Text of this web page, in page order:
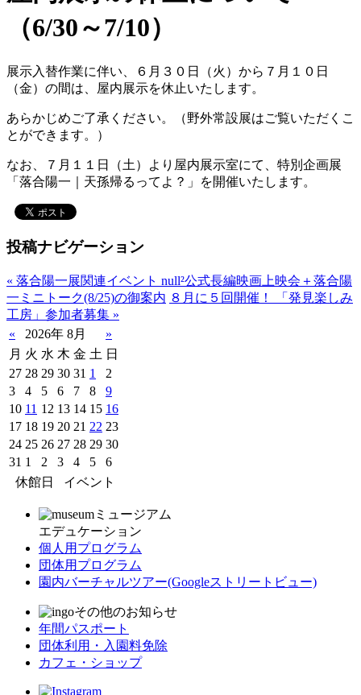
（6/30～7/10）
展示入替作業に伴い、６月３０日（火）から７月１０日
（金）の間は、屋内展示を休止いたします。
あらかじめご了承ください。（野外常設展はご覧いただくこ
とができます。）
なお、７月１１日（土）より屋内展示室にて、特別企画展
「落合陽一｜天孫帰るってよ？」を開催いたします。
投稿ナビゲーション
« 落合陽一展関連イベント null²公式長編映画上映会＋落合陽
一ミニトーク(8/25)の御案内 ８月に５回開催！ 「発見楽しみ
工房」参加者募集 »
«
2026年 8月
»
月 火 水 木 金 土 日
27 28 29 30 31 1
2
3
4 5 6 7 8
9
10 11 12 13 14 15 16
17 18 19 20 21 22 23
24 25 26 27 28 29 30
31 1 2 3 4 5
6
休館日
イベント
ミュージアム
エデュケーション
個人用プログラム
団体用プログラム
園内バーチャルツアー(Googleストリートビュー)
その他のお知らせ
年間パスポート
団体利用・入園料免除
カフェ・ショップ